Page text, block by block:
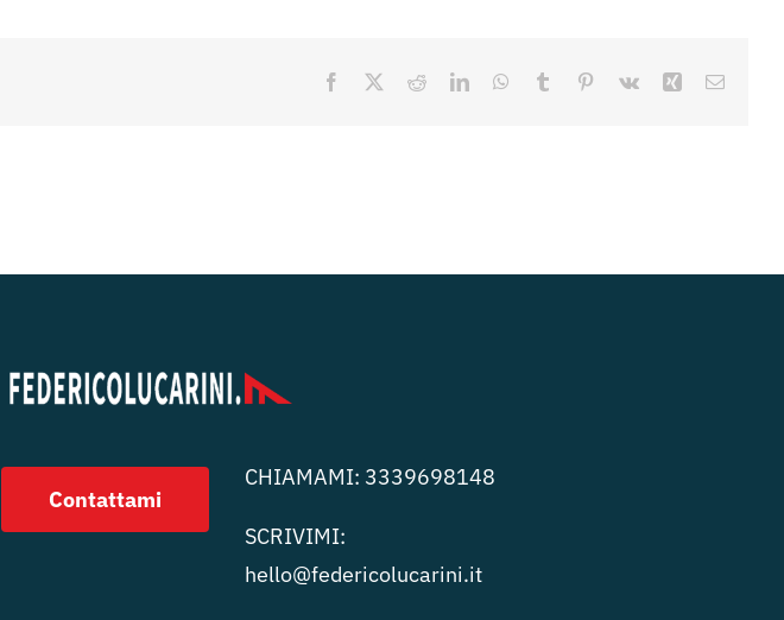
Facebook RedditLinkedInWhatsApp
Tumblr Pinterest
Vk Xing Email
Contattami
CHIAMAMI: 3339698148
SCRIVIMI:
hello@federicolucarini.it